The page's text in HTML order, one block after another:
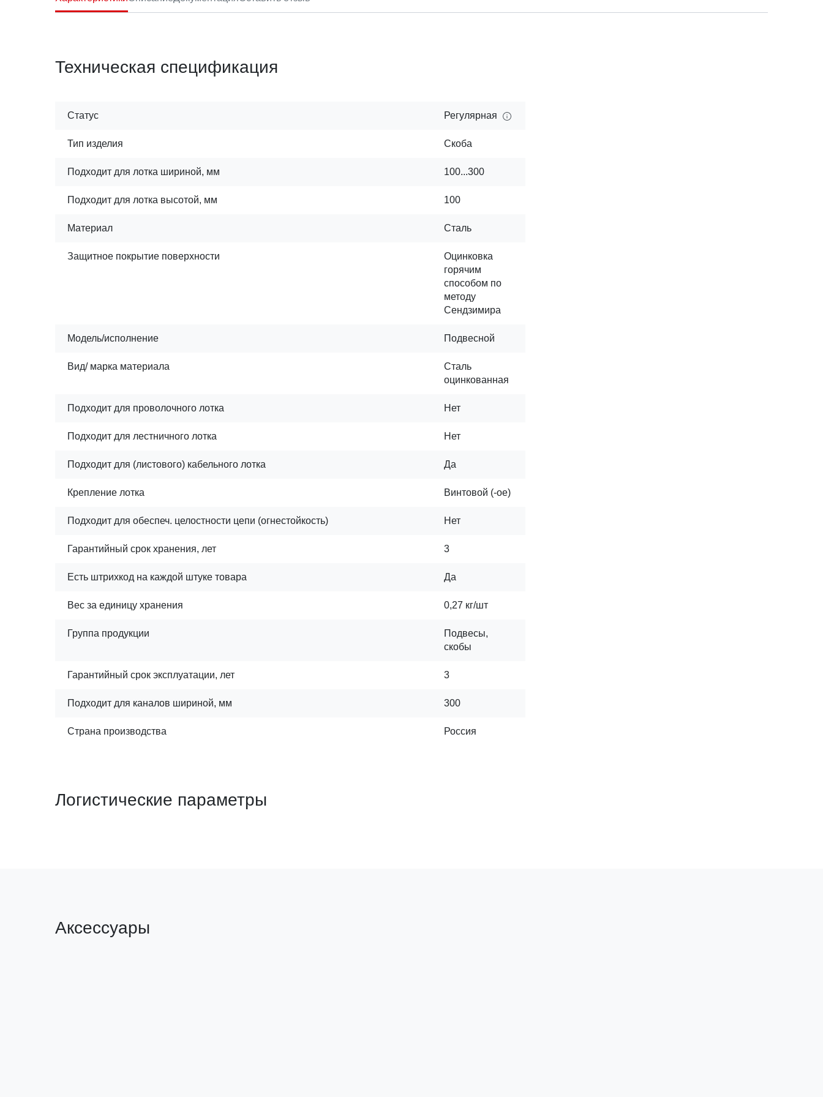
Техническая спецификация
Статус Регулярная
Тип изделия Скоба
Подходит для лотка шириной, мм 100...300
Подходит для лотка высотой, мм 100
Материал Сталь
Защитное покрытие поверхности
Оцинковка
горячим
способом по
методу
Сендзимира
Модель/исполнение Подвесной
Вид/ марка материала
Сталь
оцинкованная
Подходит для проволочного лотка Нет
Подходит для лестничного лотка Нет
Подходит для (листового) кабельного лотка Да
Крепление лотка Винтовой (-ое)
Подходит для обеспеч. целостности цепи (огнестойкость) Нет
Гарантийный срок хранения, лет 3
Есть штрихкод на каждой штуке товара Да
Вес за единицу хранения 0,27 кг/шт
Группа продукции
Подвесы,
скобы
Гарантийный срок эксплуатации, лет 3
Подходит для каналов шириной, мм 300
Страна производства Россия
Логистические параметры
Аксессуары